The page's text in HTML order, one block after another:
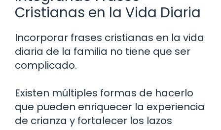
Cristianas en la Vida Diaria
Incorporar frases cristianas en la vida
diaria de la familia no tiene que ser
complicado.
Existen múltiples formas de hacerlo
que pueden enriquecer la experiencia
de crianza y fortalecer los lazos